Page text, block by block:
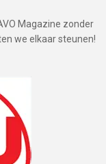
Magazine zonder
we elkaar steunen!